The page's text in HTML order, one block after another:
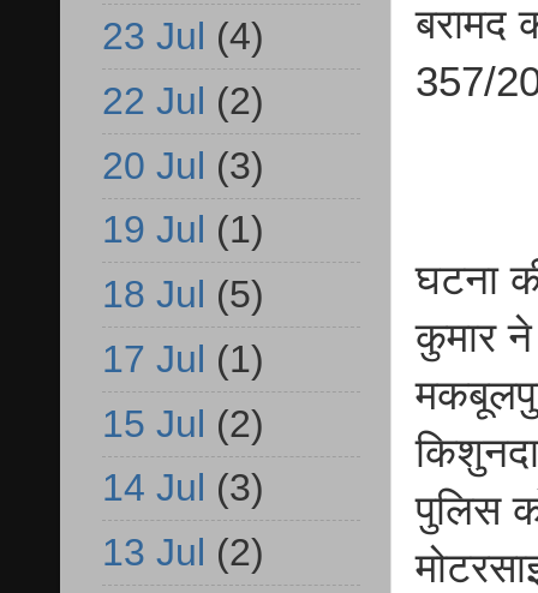
बरामद
357/
घटना
कुमार ने
पुलिस
23 Jul (4)
22 Jul (2)
20 Jul (3)
19 Jul (1)
18 Jul (5)
17 Jul (1)
15 Jul (2)
14 Jul (3)
13 Jul (2)